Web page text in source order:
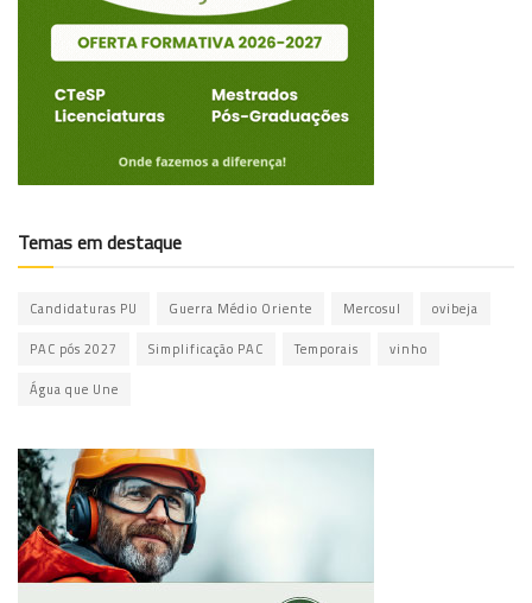
Temas em destaque
Candidaturas PU Guerra Médio Oriente Mercosul ovibeja
PAC pós 2027 Simplificação PAC Temporais vinho
Água que Une